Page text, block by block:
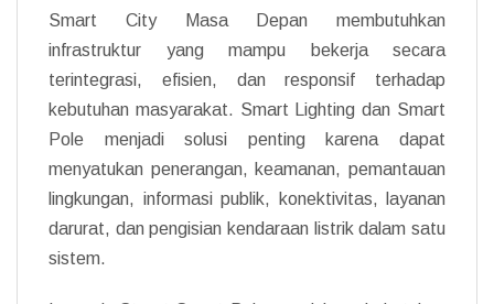
Smart City Masa Depan membutuhkan
infrastruktur yang mampu bekerja secara
terintegrasi, efisien, dan responsif terhadap
kebutuhan masyarakat. Smart Lighting dan Smart
Pole menjadi solusi penting karena dapat
menyatukan penerangan, keamanan, pemantauan
lingkungan, informasi publik, konektivitas, layanan
darurat, dan pengisian kendaraan listrik dalam satu
sistem.